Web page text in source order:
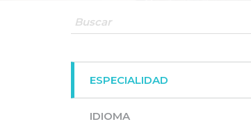
ESPECIALIDAD
IDIOMA